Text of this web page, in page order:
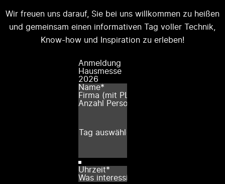
Wir freuen uns darauf, Sie bei uns willkommen zu heißen
und gemeinsam einen informativen Tag voller Technik,
Know-how und Inspiration zu erleben!
Anmeldung
Hausmesse
2026